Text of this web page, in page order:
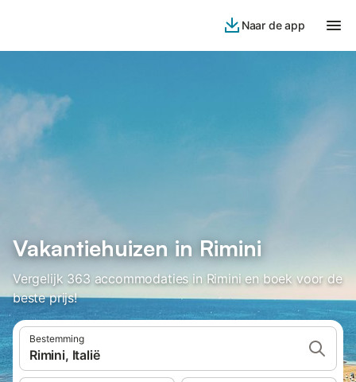
Naar de app
Vakantiehuizen in Rimini
Vergelijk 363 accommodaties in Rimini en boek voor de
beste prijs!
Bestemming
Rimini, Italië